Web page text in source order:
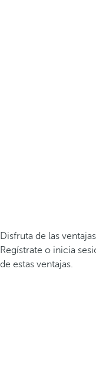
Disfruta de las
Regístrate o inicia
de estas ventajas.